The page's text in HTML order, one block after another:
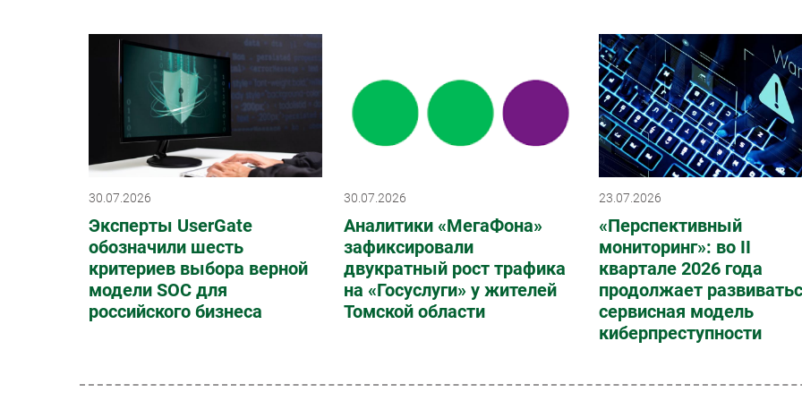
30.07.2026
Эксперты UserGate
обозначили шесть
критериев выбора верной
модели SOC для
российского бизнеса
30.07.2026
Аналитики «МегаФона»
зафиксировали
двукратный рост трафика
на «Госуслуги» у жителей
Томской области
23.07.2026
«Перспективный
мониторинг»: во II
квартале 2026 года
продолжает
сервисная модель
киберпреступности